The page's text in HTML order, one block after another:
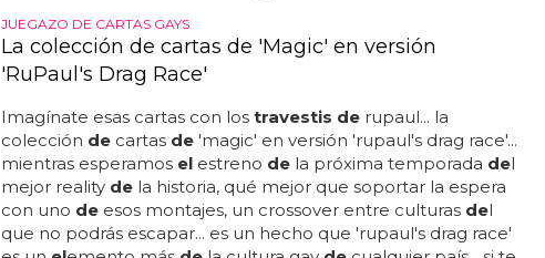
entre las niñas en Japón
Y no sólo hablamosdecosplay... en la siguiente galería tienes
varios ejemplos
esta moda tan peculiar
travestir a los
ni&ntilde;os, algunos con sorpren dentes resultados que no
desentonarían en un utada 'rupaul's drag race'... ¿son los
japoneses unos chiflados o nos llevan a&ntilde ;osdeventaja?
la verdad es que sus modas nos parecen excéntricas en
muchas ocasiones, y con éste nosde jan patidifusos:
ni&ntilde;as travistiendo a sus hermanitos para sacarles fotos y